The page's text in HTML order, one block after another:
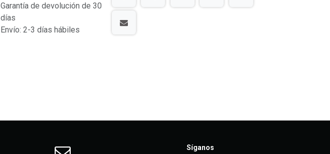
Garantía de devolución de 30
días
Envío: 2-3 días hábiles
Síganos